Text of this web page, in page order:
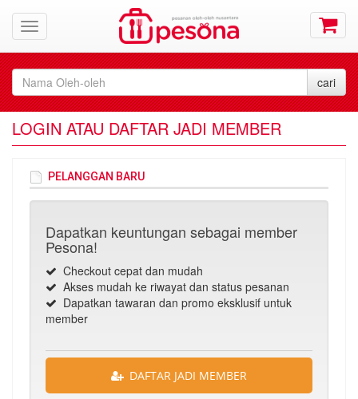
LOGIN ATAU DAFTAR JADI MEMBER
PELANGGAN BARU
Dapatkan keuntungan sebagai member
Pesona!
Checkout cepat dan mudah
Akses mudah ke riwayat dan status pesanan
Dapatkan tawaran dan promo eksklusif untuk
member
DAFTAR JADI MEMBER